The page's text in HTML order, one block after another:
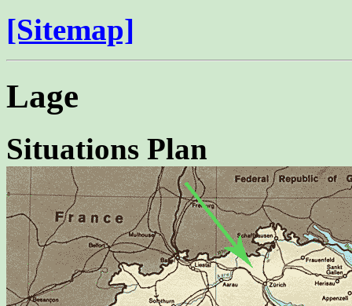
[Sitemap]
Lage
Situations Plan